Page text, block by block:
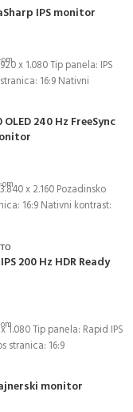
IPS monitor
x 1.080 Tip panela: IPS
16:9 Nativni
240 Hz FreeSync
x 2.160 Pozadinsko
16:9 Nativni kontrast:
200 Hz HDR Ready
1.080 Tip panela: Rapid IPS
stranica: 16:9
monitor